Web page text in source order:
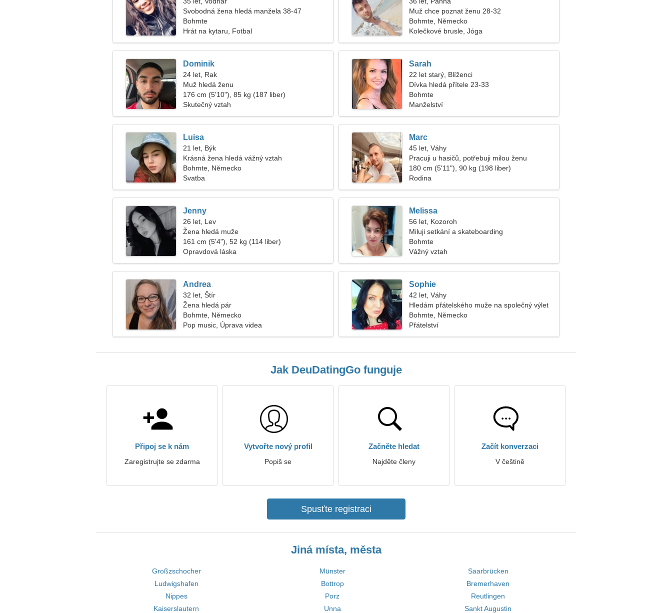
Svobodná žena hledá manžela 38-47
Bohmte
Hrát na kytaru, Fotbal
Muž chce poznat ženu 28-32
Bohmte, Německo
Kolečkové brusle, Jóga
Dominik
24 let, Rak
Muž hledá ženu
176 cm (5'10"), 85 kg (187 liber)
Skutečný vztah
Sarah
22 let starý, Blíženci
Dívka hledá přítele 23-33
Bohmte
Manželství
Luisa
21 let, Býk
Krásná žena hledá vážný vztah
Bohmte, Německo
Svatba
Marc
45 let, Váhy
Pracuji u hasičů, potřebuji milou ženu
180 cm (5'11"), 90 kg (198 liber)
Rodina
Jenny
26 let, Lev
Žena hledá muže
161 cm (5'4"), 52 kg (114 liber)
Opravdová láska
Melissa
56 let, Kozoroh
Miluji setkání a skateboarding
Bohmte
Vážný vztah
Andrea
32 let, Štír
Žena hledá pár
Bohmte, Německo
Pop music, Úprava videa
Sophie
42 let, Váhy
Hledám přátelského muže na společný výlet
Bohmte, Německo
Přátelství
Jak DeuDatingGo funguje
Připoj se k nám
Zaregistrujte se zdarma
Vytvořte nový profil
Popiš se
Začněte hledat
Najděte členy
Začít konverzaci
V češtině
Spusťte registraci
Jiná místa, města
Großzschocher Münster
Saarbrücken
Ludwigshafen
Bottrop
Bremerhaven
Nippes
Porz
Reutlingen
Kaiserslautern
Unna Sankt Augustin